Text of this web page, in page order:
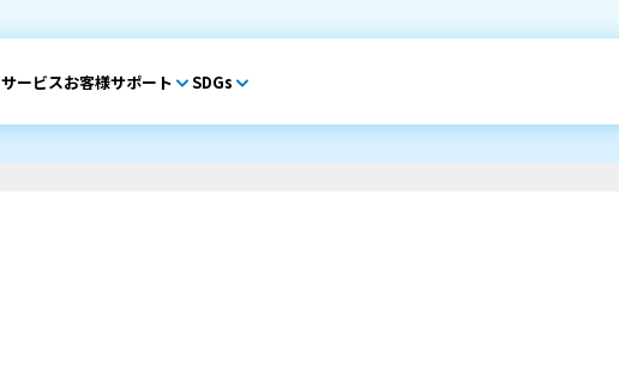
サービスお客様サポート SDGs